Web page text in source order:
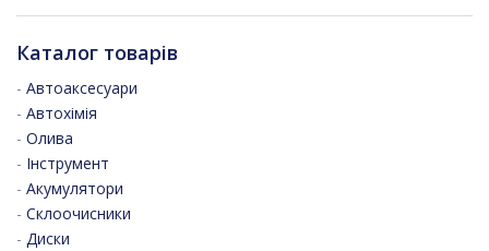
Каталог товарів
- Автоаксесуари
- Автохімія
- Олива
- Інструмент
- Акумулятори
- Склоочисники
- Диски